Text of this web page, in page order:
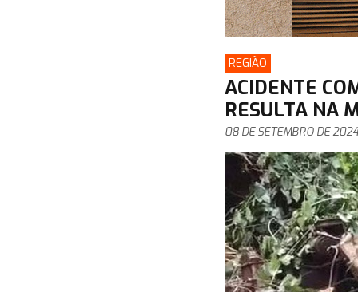
REGIÃO
ACIDENTE
RESULTA NA
08 DE SETEMBRO DE 2024